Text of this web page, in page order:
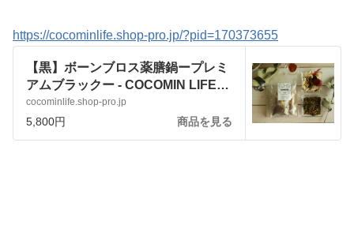
https://cocominlife.shop-pro.jp/?pid=170373655
【黒】ボーンブロス薬膳鍋ープレミ
アムブラックー - COCOMIN LIFE
（ココミンライフ）
cocominlife.shop-pro.jp
5,800円 商品を見る